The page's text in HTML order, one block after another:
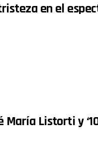
en el
Listorti y